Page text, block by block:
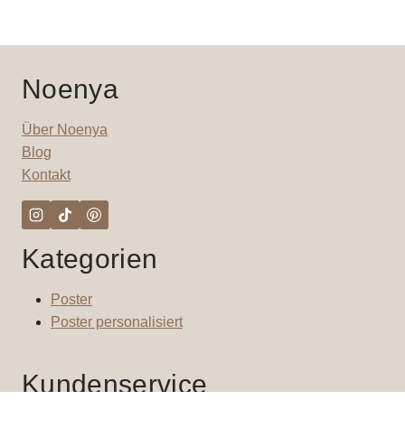
Noenya
Über Noenya
Blog
Kontakt
Kategorien
Poster
Poster personalisiert
Kundenservice